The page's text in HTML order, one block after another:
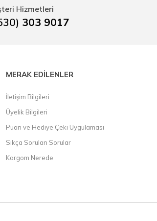
Hizmetleri
303 9017
MERAK EDİLENLER
İletişim Bilgileri
Üyelik Bilgileri
Puan ve Hediye Çeki Uygulaması
Sıkça Sorulan Sorular
Kargom Nerede